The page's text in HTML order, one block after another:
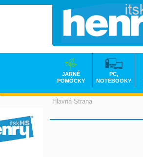
Hlavná Strana
JARNÉ
POMÔCKY
PC,
NOTEBOOKY